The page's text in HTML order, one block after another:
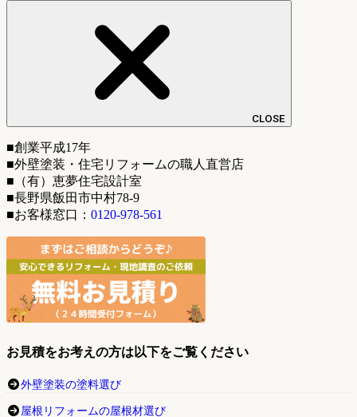
CLOSE
■創業平成17年
■外壁塗装・住宅リフォームの職人直営店
■（有）恵夢住宅設計室
■長野県飯田市中村78-9
■お客様窓口： 0120-978-561
お見積をお考えの方は以下をご覧ください
外壁塗装の塗料選び
屋根リフォームの屋根材選び